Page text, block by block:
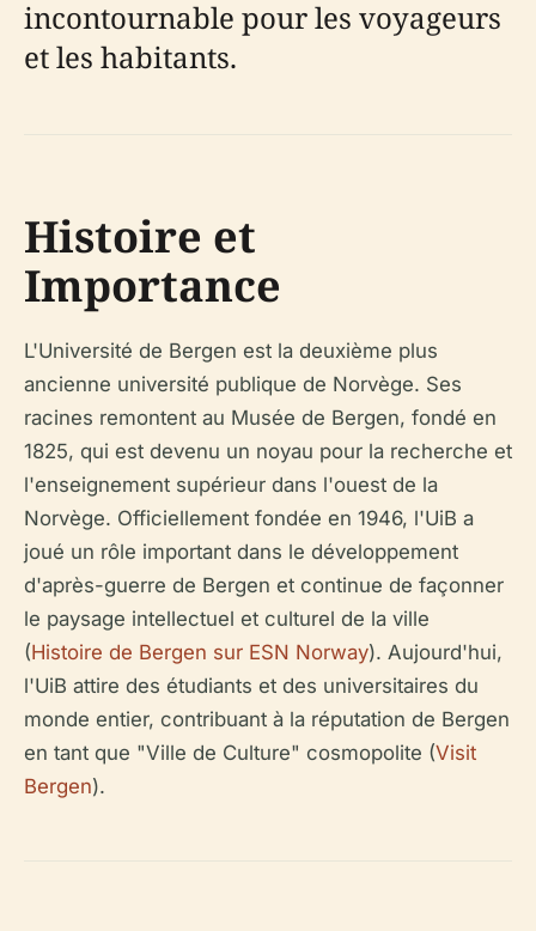
incontournable pour les voyageurs
et les habitants.
Histoire et
Importance
L'Université de Bergen est la deuxième plus
ancienne université publique de Norvège. Ses
racines remontent au Musée de Bergen, fondé en
1825, qui est devenu un noyau pour la recherche et
l'enseignement supérieur dans l'ouest de la
Norvège. Officiellement fondée en 1946, l'UiB a
joué un rôle important dans le développement
d'après-guerre de Bergen et continue de façonner
le paysage intellectuel et culturel de la ville
(Histoire de Bergen sur ESN Norway). Aujourd'hui,
l'UiB attire des étudiants et des universitaires du
monde entier, contribuant à la réputation de Bergen
en tant que "Ville de Culture" cosmopolite (Visit
Bergen).